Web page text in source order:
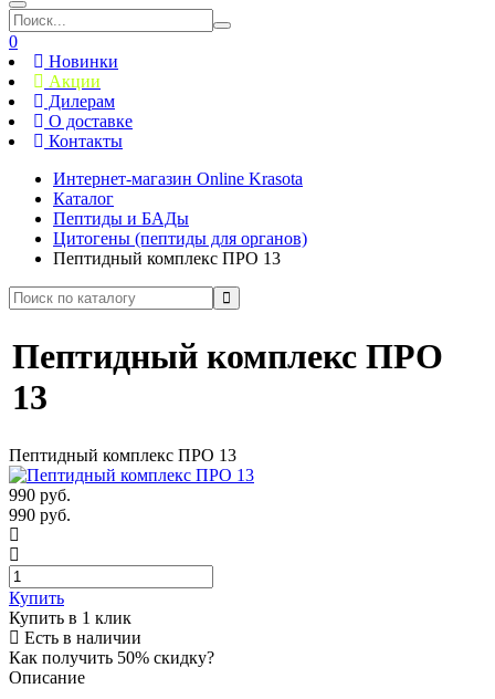
0
Новинки
Акции
Дилерам
О доставке
Контакты
Интернет-магазин Online Krasota
Каталог
Пептиды и БАДы
Цитогены (пептиды для органов)
Пептидный комплекс ПРО 13
Пептидный комплекс ПРО
13
Пептидный комплекс ПРО 13
990 руб.
990 руб.
Купить
Купить в 1 клик
Есть в наличии
Как получить 50% скидку?
Описание